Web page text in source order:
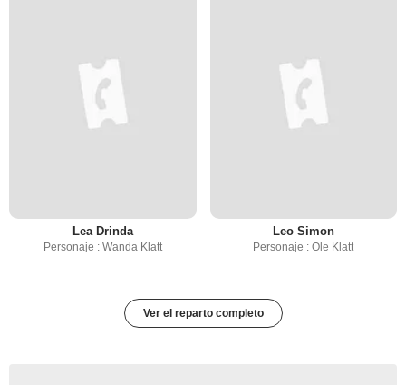
Lea Drinda
Personaje : Wanda Klatt
Leo Simon
Personaje : Ole Klatt
Ver el reparto completo